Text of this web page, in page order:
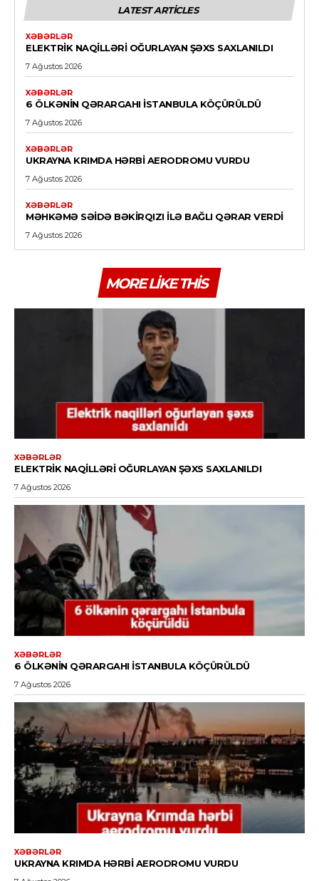
LATEST ARTICLES
XƏBƏRLƏR
ELEKTRIK NAQILLƏRI OĞURLAYAN ŞƏXS SAXLANILDI
7 Ağustos 2026
XƏBƏRLƏR
6 ÖLKƏNIN QƏRARGAHI İSTANBULA KÖÇÜRÜLDÜ
7 Ağustos 2026
XƏBƏRLƏR
UKRAYNA KRIMDA HƏRBI AERODROMU VURDU
7 Ağustos 2026
XƏBƏRLƏR
MƏHKƏMƏ SƏIDƏ BƏKIRQIZI ILƏ BAĞLI QƏRAR VERDI
7 Ağustos 2026
MORE LIKE THIS
XƏBƏRLƏR
ELEKTRIK NAQILLƏRI OĞURLAYAN ŞƏXS SAXLANILDI
7 Ağustos 2026
XƏBƏRLƏR
6 ÖLKƏNIN QƏRARGAHI İSTANBULA KÖÇÜRÜLDÜ
7 Ağustos 2026
XƏBƏRLƏR
UKRAYNA KRIMDA HƏRBI AERODROMU VURDU